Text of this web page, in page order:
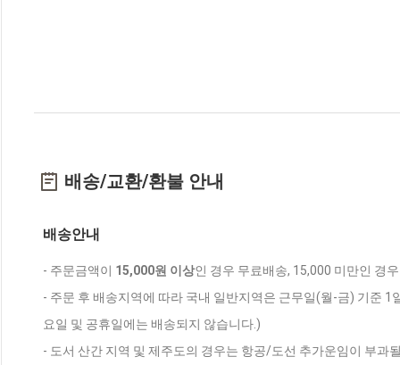
배송/교환/환불 안내
배송안내
- 주문금액이 15,000원 이상인 경우 무료배송, 15,000 미만인 경
- 주문 후 배송지역에 따라 국내 일반지역은 근무일(월-금) 기준
요일 및 공휴일에는 배송되지 않습니다.)
- 도서 산간 지역 및 제주도의 경우는 항공/도선 추가운임이 부과